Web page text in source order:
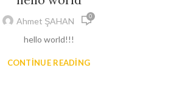
Ahmet ŞAHAN 0
hello world!!!
CONTINUE READING